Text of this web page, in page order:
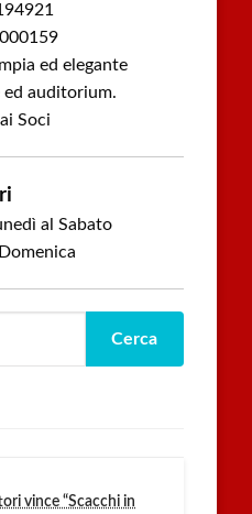
ed elegante
auditorium.
Soci
al Sabato
vince “Scacchi in